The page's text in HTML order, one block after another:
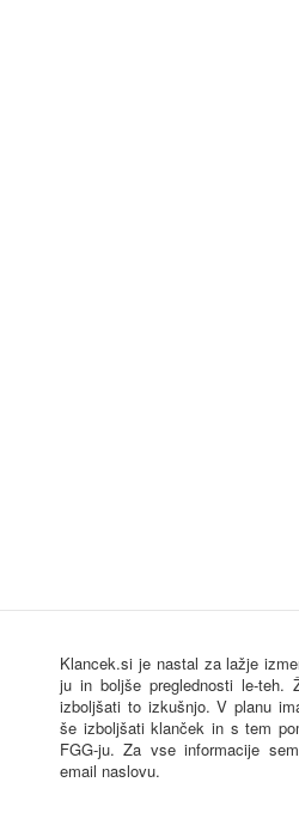
Klancek.si je nastal za lažje
ju in boljše preglednosti le-
izboljšati to izkušnjo. V planu
še izboljšati klanček in s tem
FGG-ju. Za vse informacije
email naslovu.